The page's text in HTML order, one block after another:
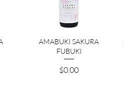
クイックビュー
AMABUKI SAKURA
FUBUKI
価格
$0.00